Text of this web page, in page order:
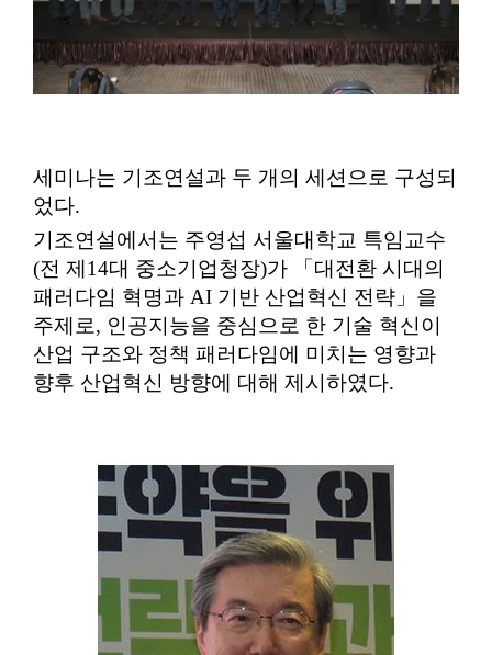
세미나는 기조연설과 두 개의 세션으로 구성되
었다.
기조연설에서는 주영섭 서울대학교 특임교수
(전 제14대 중소기업청장)가 「대전환 시대의
패러다임 혁명과 AI 기반 산업혁신 전략 」 을
주제로, 인공지능을 중심으로 한 기술 혁신이
산업 구조와 정책 패러다임에 미치는 영향과
향후 산업혁신 방향에 대해 제시하였다.